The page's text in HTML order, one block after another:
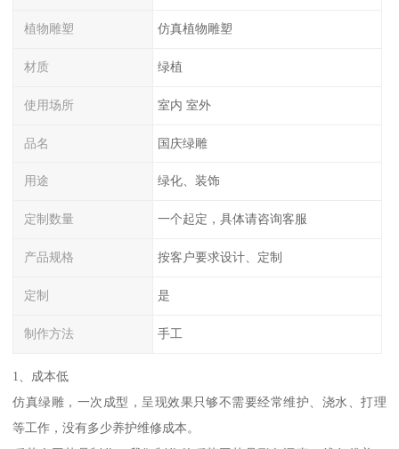
植物雕塑 仿真植物雕塑
材质 绿植
使用场所 室内 室外
品名 国庆绿雕
用途 绿化、装饰
定制数量 一个起定，具体请咨询客服
产品规格 按客户要求设计、定制
定制 是
制作方法 手工
1、成本低
仿真绿雕，一次成型，呈现效果只够不需要经常维护、浇水、打理
等工作，没有多少养护维修成本。